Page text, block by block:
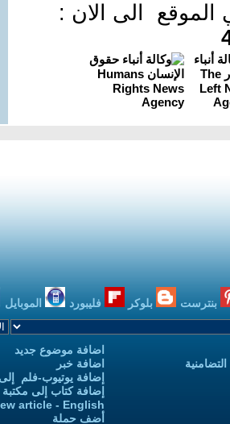
الى الان :
بنترست بلوكر فليبورد الموبايل
اضافة موضوع جديد
اضافة خبر
إضافة يوتيوب-فلم
إضافة كتاب إلى مكتبة
article - English
أضف حملة